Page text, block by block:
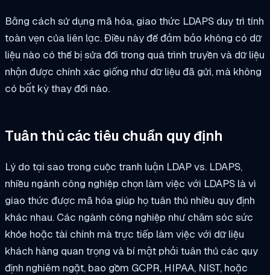
Bằng cách sử dụng mã hóa, giao thức LDAPS duy trì tính
toàn vẹn của liên lạc. Điều này để đảm bảo không có dữ
liệu nào có thể bị sửa đổi trong quá trình truyền và dữ liệu
nhận được chính xác giống như dữ liệu đã gửi, mà không
có bất kỳ thay đổi nào.
Tuân thủ các tiêu chuẩn quy định
Lý do tại sao trong cuộc tranh luận LDAP vs. LDAPS,
nhiều ngành công nghiệp chọn làm việc với LDAPS là vì
giao thức được mã hóa giúp họ tuân thủ nhiều quy định
khác nhau. Các ngành công nghiệp như chăm sóc sức
khỏe hoặc tài chính mà trực tiếp làm việc với dữ liệu
khách hàng quan trọng và bí mật phải tuân thủ các quy
định nghiêm ngặt, bao gồm GCPR, HIPAA, NIST, hoặc